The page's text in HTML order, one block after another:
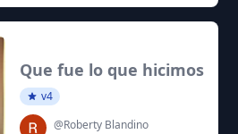
Que fue lo que hicimos
v4
@Roberty Blandino